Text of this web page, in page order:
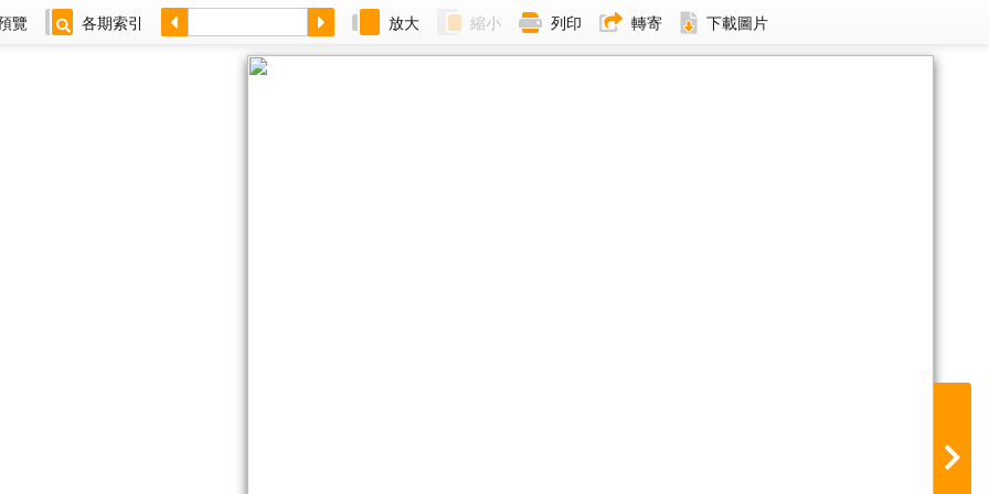
覽 各期索引 放大 縮小 列印 轉寄 下載圖片